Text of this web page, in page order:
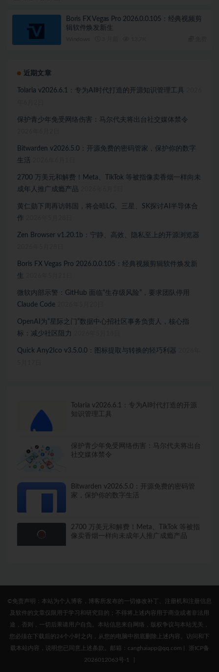
Boris FX Vegas Pro 2026.0.0.105：经典视频剪
辑软件焕发新生
近期文章
Tolaria v2026.6.1：专为AI时代打造的开源知识管理工具
保护青少年免受网络伤害：马尔代夫将出台社交媒体禁令
Bitwarden v2026.5.0：开源免费的密码管家，保护你的数字
生活
2700 万美元和解费！Meta、TikTok 等被指像卖香烟一样向未
成年人推广成瘾产品
黄仁勋下周再访韩国，将会晤LG、三星、SK探讨AI半导体合
作
Zen Browser v1.20.1b：宁静、高效、隐私至上的开源浏览器
Boris FX Vegas Pro 2026.0.0.105：经典视频剪辑软件焕发新
生
微软内部示警：GitHub 面临“生存级风险”，要求团队停用
Claude Code
OpenAI为“星际之门”数据中心招社区事务负责人，核心指
标：减少社区阻力
Quick Any2Ico v3.5.0.0：图标提取与转换的轻巧利器
Tolaria v2026.6.1：专为AI时代打造的开源
知识管理工具
保护青少年免受网络伤害：马尔代夫将出台
社交媒体禁令
Bitwarden v2026.5.0：开源免费的密码管
家，保护你的数字生活
2700 万美元和解费！Meta、TikTok 等被指
像卖香烟一样向未成年人推广成瘾产品
©免责声明：本站为个人博客，博客所发布的一切修改补丁、注册机和注册信息
及软件的文章仅限用于学习和研究目的；不得将上述内容用于商业或者非法用
途，否则，一切后果请用户自负。本站信息来自网络，版权争议与本站无关，
您必须在下载后的24个小时之内，从您的电脑中彻底删除上述内容。访问和下
载本站内容，说明您已同意上述条款。邮箱：canghaiapp@qq.com
浙ICP备
2026012063号-1